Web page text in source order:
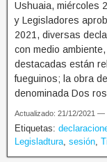
Ushuaia, miércoles
y Legisladores
2021, diversas
con medio
destacadas están
fueguinos; la obra
denominada Dos
Actualizado: 21/12/2021 —
Etiquetas:
Legisladtura sesión